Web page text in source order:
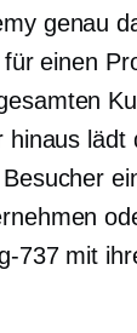
genau
einen
hinaus lädt
737mit